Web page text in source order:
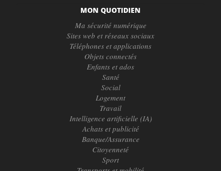
MON QUOTIDIEN
Ma sécurité numérique
Sites web et réseaux sociaux
Téléphones et applications
Objets connectés
Enfants et ados
Santé
Social
Logement
Travail
Intelligence artificielle (IA)
Achats et publicité
Banque/Assurance
Citoyenneté
Sport